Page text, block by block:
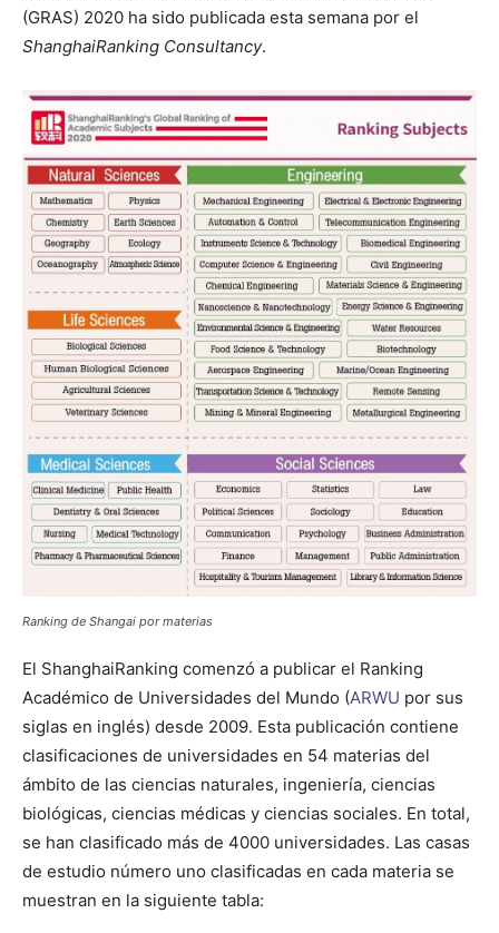
(GRAS) 2020 ha sido publicada esta semana por el
ShanghaiRanking Consultancy.
Ranking de Shangai por materias
El ShanghaiRanking comenzó a publicar el Ranking
Académico de Universidades del Mundo (ARWU por sus
siglas en inglés) desde 2009. Esta publicación contiene
clasificaciones de universidades en 54 materias del
ámbito de las ciencias naturales, ingeniería, ciencias
biológicas, ciencias médicas y ciencias sociales. En total,
se han clasificado más de 4000 universidades. Las casas
de estudio número uno clasificadas en cada materia se
muestran en la siguiente tabla: